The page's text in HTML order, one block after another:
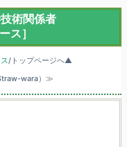
術関係者
ス］
/トップページへ▲
wara）≫